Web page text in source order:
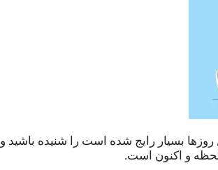
بسیار رایج شده است را شنیده باشید
و اکنون است.